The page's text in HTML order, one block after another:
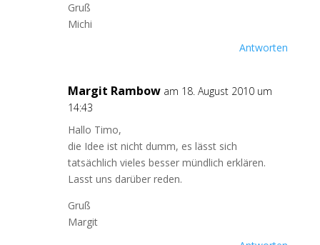
Gruß
Michi
Antworten
Margit Rambow am 18. August 2010 um
14:43
Hallo Timo,
die Idee ist nicht dumm, es lässt sich
tatsächlich vieles besser mündlich erklären.
Lasst uns darüber reden.
Gruß
Margit